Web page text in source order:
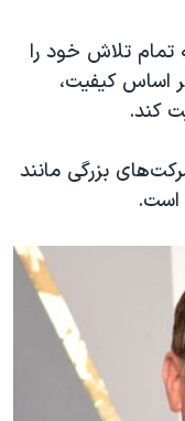
تمام تلاش خود را
اساس کیفیت،
کند.
بزرگی مانند
است.